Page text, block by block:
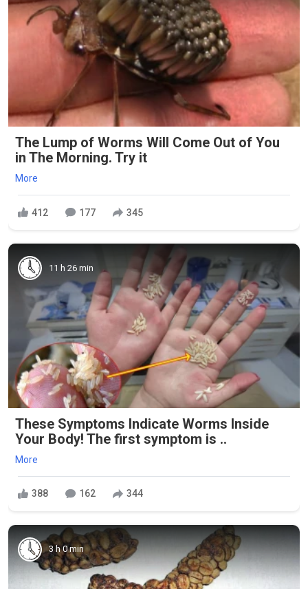
The Lump of Worms Will Come Out of You
in The Morning. Try it
More
412 177 345
11 h 26 min
These Symptoms Indicate Worms Inside
Your Body! The first symptom is ..
More
388 162 344
3 h 0 min